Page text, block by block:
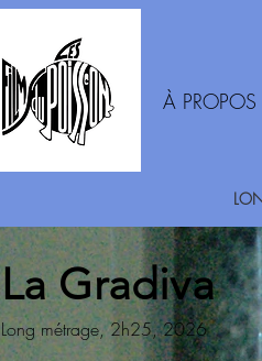
À PROPOS
La Gradiva
Long métrage, 2h25, 2026